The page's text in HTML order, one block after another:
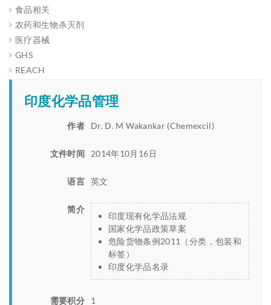
食品相关
农药和生物杀灭剂
医疗器械
GHS
REACH
印度化学品管理
作者 Dr. D. M Wakankar (Chemexcil)
文件时间 2014年10月16日
语言 英文
简介
印度现有化学品法规
国家化学品政策草案
危险货物条例2011（分类，包装和
标签）
印度化学品名录
需要积分 1